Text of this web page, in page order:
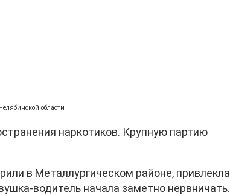
области
наркотиков. Крупную партию
в Металлургическом районе, привлекла
водитель начала заметно нервничать.